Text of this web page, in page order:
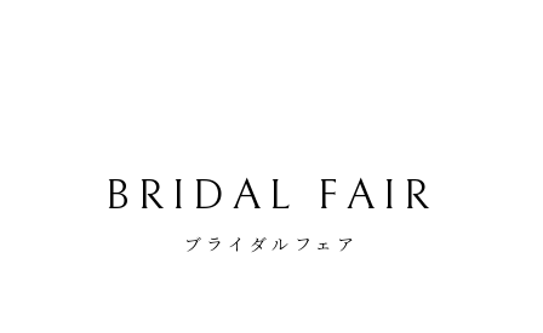
BRIDAL FAIR
ブライダルフェア